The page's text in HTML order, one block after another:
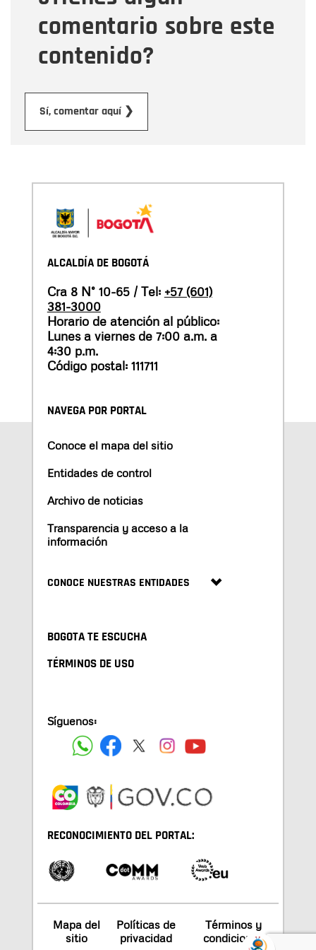
comentario sobre este
contenido?
Sí, comentar aquí ❯
ALCALDÍA DE BOGOTÁ
Cra 8 N° 10-65 / Tel: +57 (601)
381-3000
Horario de atención al público:
Lunes a viernes de 7:00 a.m. a
4:30 p.m.
Código postal: 111711
NAVEGA POR PORTAL
Conoce el mapa del sitio
Entidades de control
Archivo de noticias
Transparencia y acceso a la
información
CONOCE NUESTRAS ENTIDADES
BOGOTA TE ESCUCHA
TÉRMINOS DE USO
Síguenos:
RECONOCIMIENTO DEL PORTAL:
Mapa del
sitio
Políticas de
privacidad
Términos y
condiciones